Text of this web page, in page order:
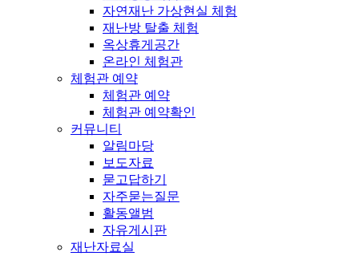
자연재난 가상현실 체험
재난방 탈출 체험
옥상휴게공간
온라인 체험관
체험관 예약
체험관 예약
체험관 예약확인
커뮤니티
알림마당
보도자료
묻고답하기
자주묻는질문
활동앨범
자유게시판
재난자료실